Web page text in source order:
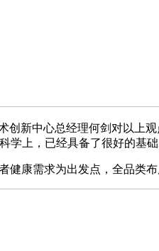
中心总经理何剑对以上
学上，已经具备了很好的基
需求为出发点，全品类布